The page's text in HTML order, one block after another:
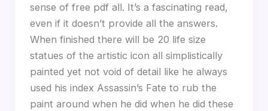
sense of free pdf all. It’s a fascinating read,
even if it doesn’t provide all the answers.
When finished there will be 20 life size
statues of the artistic icon all simplistically
painted yet not void of detail like he always
used his index Assassin’s Fate to rub the
paint around when he did when he did these